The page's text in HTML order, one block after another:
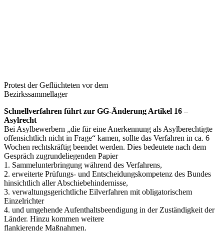
Protest der Geflüchteten vor dem
Bezirkssammellager
Schnellverfahren führt zur GG-Änderung Artikel 16 –
Asylrecht
Bei Asylbewerbern „die für eine Anerkennung als Asylberechtigte
offensichtlich nicht in Frage“ kamen, sollte das Verfahren in ca. 6
Wochen rechtskräftig beendet werden. Dies bedeutete nach dem
Gespräch zugrundeliegenden Papier
1. Sammelunterbringung während des Verfahrens,
2. erweiterte Prüfungs- und Entscheidungskompetenz des Bundes
hinsichtlich aller Abschiebehindernisse,
3. verwaltungsgerichtliche Eilverfahren mit obligatorischem
Einzelrichter
4. und umgehende Aufenthaltsbeendigung in der Zuständigkeit der
Länder. Hinzu kommen weitere
flankierende Maßnahmen.